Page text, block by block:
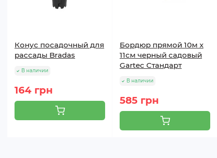
Конус посадочный для
рассады Bradas
В наличии
164 грн
Бордюр прямой 10м х
11см черный садовый
Gartec Стандарт
В наличии
585 грн